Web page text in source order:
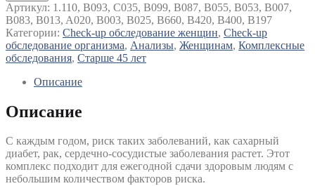
Артикул: 1.110, B093, C035, B099, B087, B055, B053, B007,
B083, B013, A020, B003, B025, B660, B420, B400, B197
Категории: Check-up обследование женщин, Check-up
обследование организма, Анализы, Женщинам, Комплексные
обследования, Старше 45 лет
Описание
Описание
С каждым годом, риск таких заболеваний, как сахарный
диабет, рак, сердечно-сосудистые заболевания растет. Этот
комплекс подходит для ежегодной сдачи здоровым людям с
небольшим количеством факторов риска.